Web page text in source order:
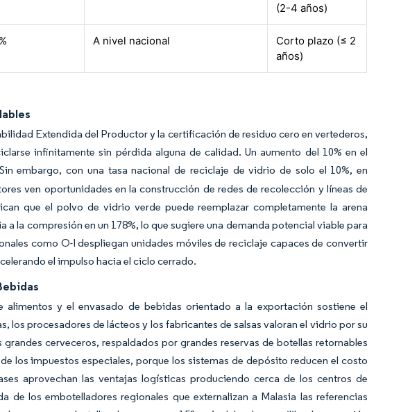
(2-4 años)
A nivel nacional
Corto plazo (≤ 2
años)
Extendida del Productor y la certificación de residuo cero en vertederos,
infinitamente sin pérdida alguna de calidad. Un aumento del 10% en el
Sin embargo, con una tasa nacional de reciclaje de vidrio de solo el 10%, en
ven oportunidades en la construcción de redes de recolección y líneas de
que el polvo de vidrio verde puede reemplazar completamente la arena
la compresión en un 178%, lo que sugiere una demanda potencial viable para
como O-I despliegan unidades móviles de reciclaje capaces de convertir
el impulso hacia el ciclo cerrado.
y el envasado de bebidas orientado a la exportación sostiene el
los procesadores de lácteos y los fabricantes de salsas valoran el vidrio por su
cerveceros, respaldados por grandes reservas de botellas retornables
los impuestos especiales, porque los sistemas de depósito reducen el costo
aprovechan las ventajas logísticas produciendo cerca de los centros de
los embotelladores regionales que externalizan a Malasia las referencias